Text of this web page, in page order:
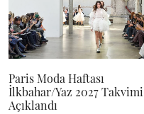
Paris Moda Haftası
İlkbahar/Yaz 2027 Takvimi
Açıklandı